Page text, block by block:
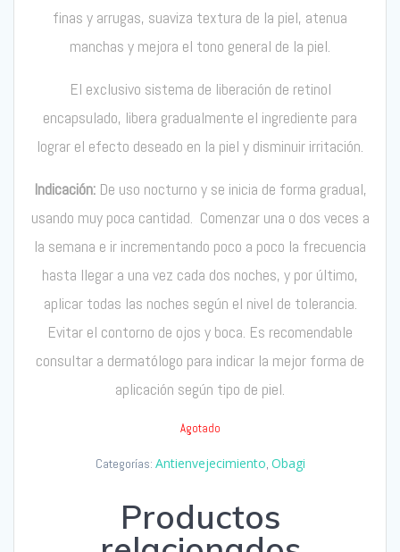
finas y arrugas, suaviza textura de la piel, atenua
manchas y mejora el tono general de la piel.
El exclusivo sistema de liberación de retinol
encapsulado, libera gradualmente el ingrediente para
lograr el efecto deseado en la piel y disminuir irritación.
Indicación:De uso nocturno y se inicia de forma gradual,
usando muy poca cantidad. Comenzar una o dos veces a
la semana e ir incrementando poco a poco la frecuencia
hasta llegar a una vez cada dos noches, y por último,
aplicar todas las noches según el nivel de tolerancia.
Evitar el contorno de ojos y boca. Es recomendable
consultar a dermatólogo para indicar la mejor forma de
aplicación según tipo de piel.
Agotado
Categorías: Antienvejecimiento, Obagi
Productos